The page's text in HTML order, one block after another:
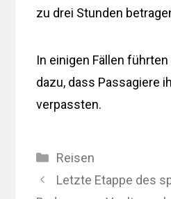
zu drei Stunden
In einigen Fällen
dazu, dass Passagiere
verpassten.
Kategorien
Reisen
Letzte Etappe des